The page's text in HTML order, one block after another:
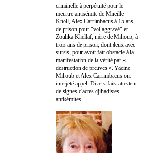
criminelle à perpétuité pour le
meurtre antisémite de Mireille
Knoll, Alex Carrimbacus à 15 ans
de prison pour "vol aggravé" et
Zoulika Khellaf, mère de Mihoub, à
trois ans de prison, dont deux avec
sursis, pour avoir fait obstacle à la
manifestation de la vérité par «
destruction de preuves ». Yacine
Mihoub et Alex Carrimbacus ont
interjeté appel. Divers faits attestent
de signes d'actes djihadistes
antisémites.